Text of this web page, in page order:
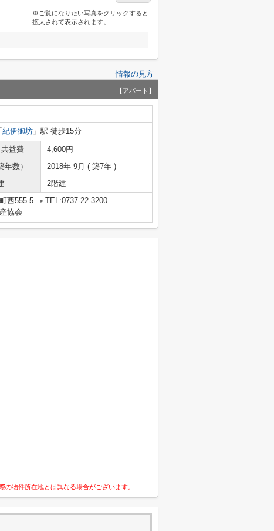
※ご覧になりたい写真をクリックすると
拡大されて表示されます。
情報の見方
【アパート】
紀伊御坊 」駅 徒歩15分
益費
4,600円
年数）
2018年 9月 ( 築7年 )
2階建
西555-5
TEL:0737-22-3200
協会
物件所在地とは異なる場合がございます。